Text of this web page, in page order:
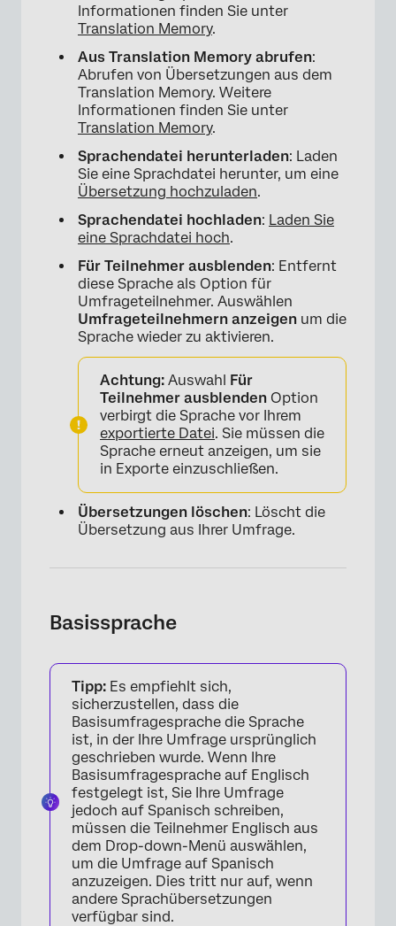
Informationen finden Sie unter
Translation Memory.
Aus Translation Memory abrufen:
Abrufen von Übersetzungen aus dem
Translation Memory. Weitere
Informationen finden Sie unter
Translation Memory.
Sprachendatei herunterladen: Laden
Sie eine Sprachdatei herunter, um eine
Übersetzung hochzuladen.
Sprachendatei hochladen: Laden Sie
eine Sprachdatei hoch.
Für Teilnehmer ausblenden: Entfernt
diese Sprache als Option für
Umfrageteilnehmer. Auswählen
Umfrageteilnehmern anzeigen um die
Sprache wieder zu aktivieren.
Achtung: Auswahl Für
Teilnehmer ausblenden Option
verbirgt die Sprache vor Ihrem
exportierte Datei. Sie müssen die
Sprache erneut anzeigen, um sie
in Exporte einzuschließen.
Übersetzungen löschen: Löscht die
Übersetzung aus Ihrer Umfrage.
Basissprache
Tipp: Es empfiehlt sich,
sicherzustellen, dass die
Basisumfragesprache die Sprache
ist, in der Ihre Umfrage ursprünglich
geschrieben wurde. Wenn Ihre
Basisumfragesprache auf Englisch
festgelegt ist, Sie Ihre Umfrage
jedoch auf Spanisch schreiben,
müssen die Teilnehmer Englisch aus
dem Drop-down-Menü auswählen,
um die Umfrage auf Spanisch
anzuzeigen. Dies tritt nur auf, wenn
andere Sprachübersetzungen
verfügbar sind.